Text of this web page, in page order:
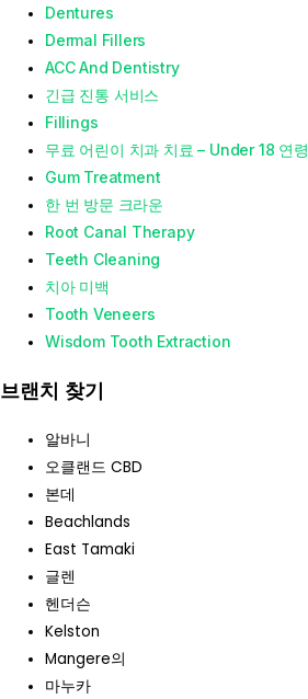
Dentures
Dermal Fillers
ACC And Dentistry
긴급 진통 서비스
Fillings
무료 어린이 치과 치료 – Under 18 연령
Gum Treatment
한 번 방문 크라운
Root Canal Therapy
Teeth Cleaning
치아 미백
Tooth Veneers
Wisdom Tooth Extraction
브랜치 찾기
알바니
오클랜드 CBD
본데
Beachlands
East Tamaki
글렌
헨더슨
Kelston
Mangere의
마누카